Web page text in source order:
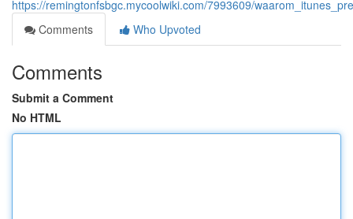
https://remingtonfsbgc.mycoolwiki.com/7993609/
Comments
Who Upvoted
Comments
Submit a Comment
No HTML